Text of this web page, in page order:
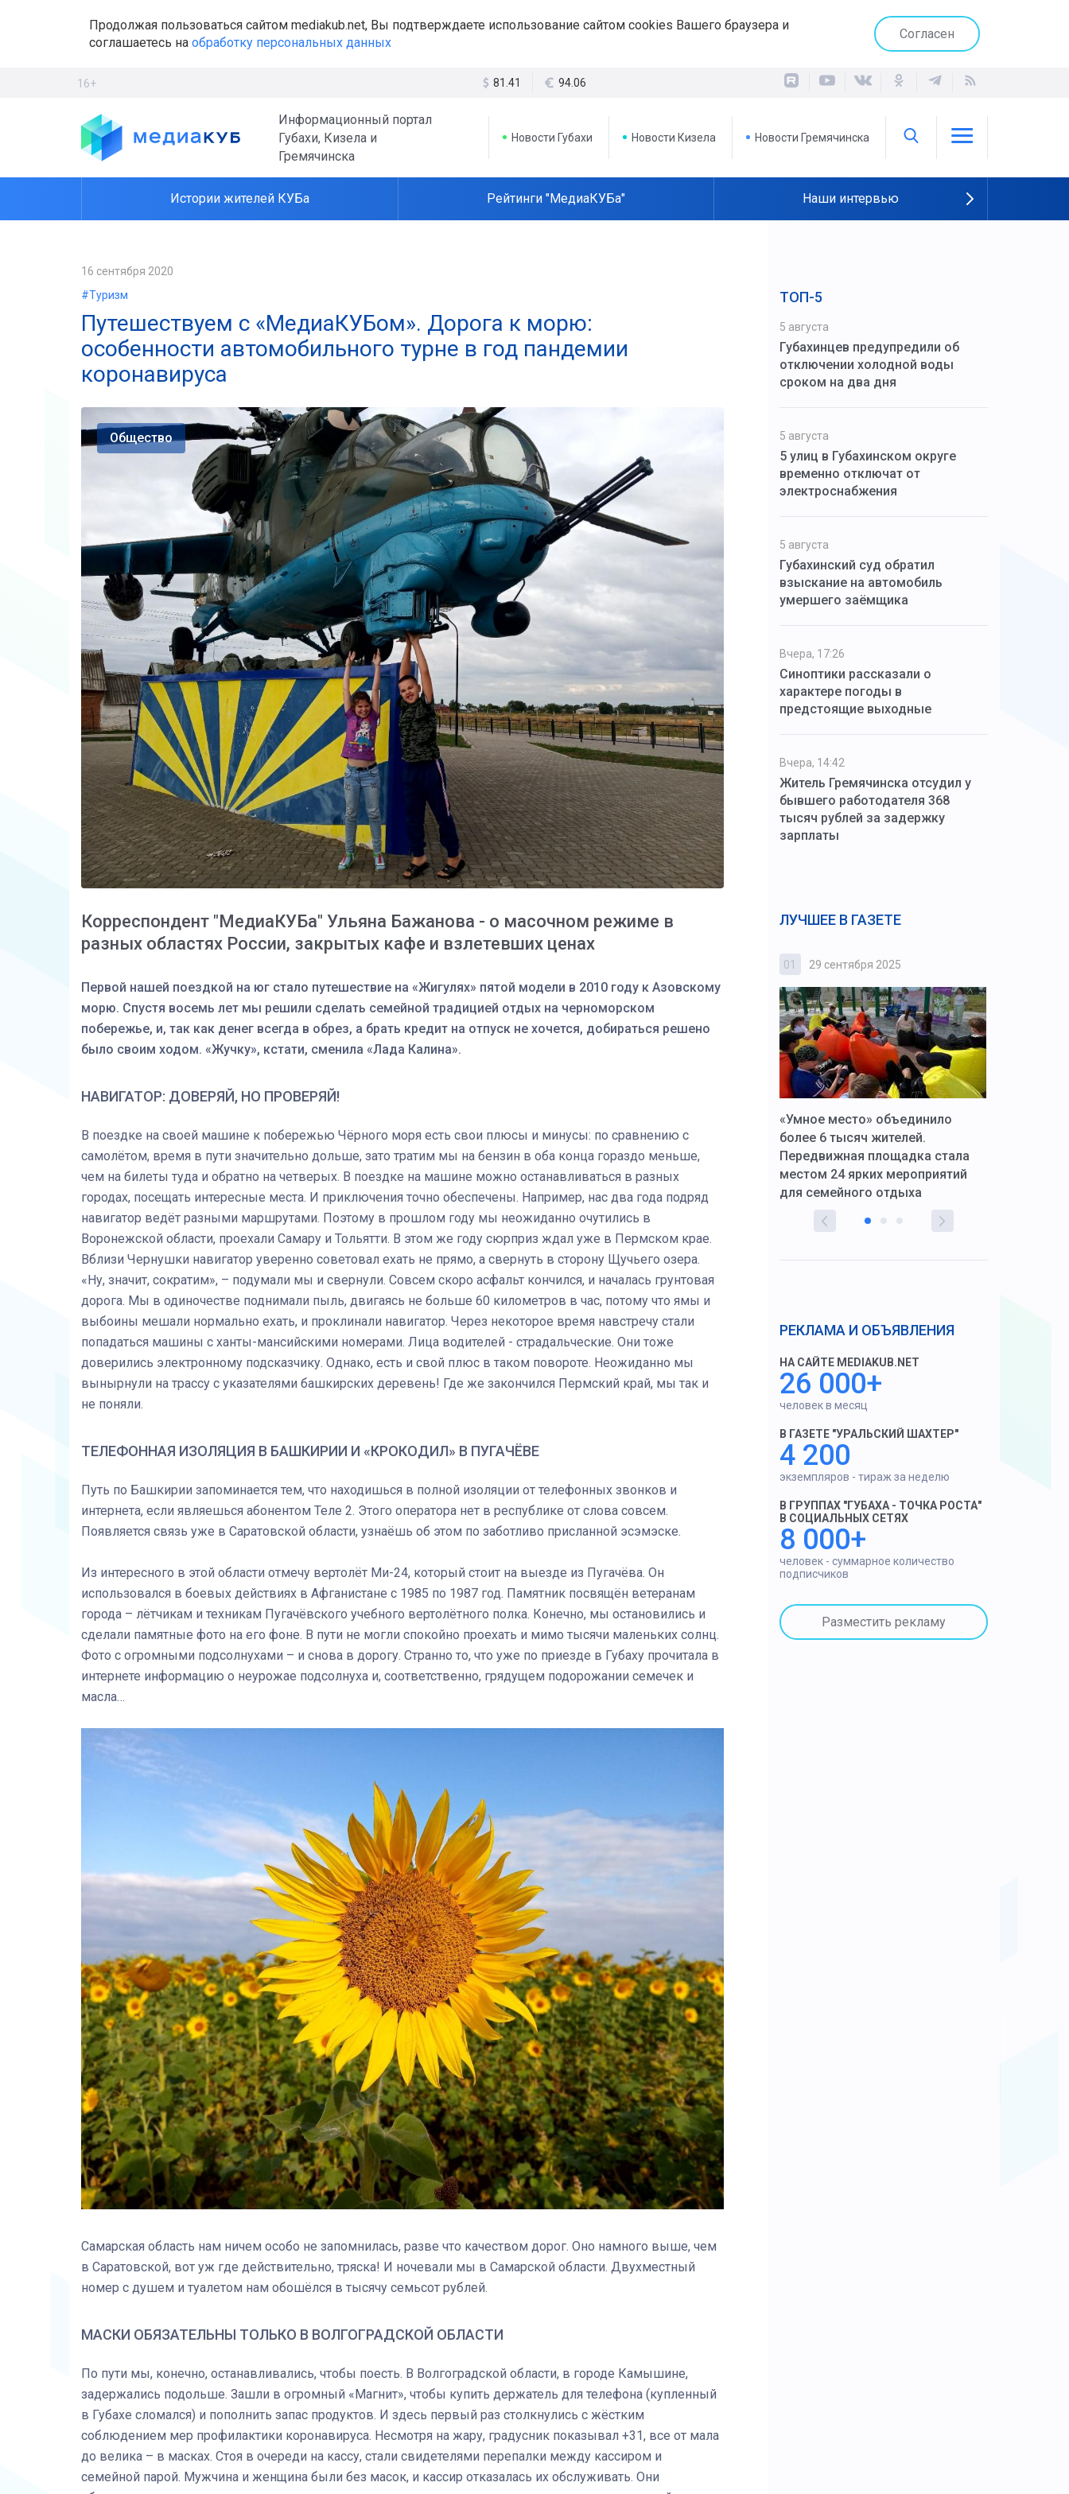
Продолжая пользоваться сайтом mediakub.net, Вы подтверждаете использование сайтом cookies Вашего браузера и
соглашаетесь на обработку персональных данных
Согласен
16+ 81.41 94.06
Информационный портал
Губахи, Кизела и
Гремячинска
Новости Губахи Новости Кизела Новости Гремячинска
Истории жителей КУБа Рейтинги "МедиаКУБа" Наши интервью
16 сентября 2020
#Туризм
Путешествуем с «МедиаКУБом». Дорога к морю:
особенности автомобильного турне в год пандемии
коронавируса
Общество
Корреспондент "МедиаКУБа" Ульяна Бажанова - о масочном режиме в
разных областях России, закрытых кафе и взлетевших ценах
Первой нашей поездкой на юг стало путешествие на «Жигулях» пятой модели в 2010 году к Азовскому
морю. Спустя восемь лет мы решили сделать семейной традицией отдых на черноморском
побережье, и, так как денег всегда в обрез, а брать кредит на отпуск не хочется, добираться решено
было своим ходом. «Жучку», кстати, сменила «Лада Калина».
НАВИГАТОР: ДОВЕРЯЙ, НО ПРОВЕРЯЙ!
В поездке на своей машине к побережью Чёрного моря есть свои плюсы и минусы: по сравнению с
самолётом, время в пути значительно дольше, зато тратим мы на бензин в оба конца гораздо меньше,
чем на билеты туда и обратно на четверых. В поездке на машине можно останавливаться в разных
городах, посещать интересные места. И приключения точно обеспечены. Например, нас два года подряд
навигатор ведёт разными маршрутами. Поэтому в прошлом году мы неожиданно очутились в
Воронежской области, проехали Самару и Тольятти. В этом же году сюрприз ждал уже в Пермском крае.
Вблизи Чернушки навигатор уверенно советовал ехать не прямо, а свернуть в сторону Щучьего озера.
«Ну, значит, сократим», – подумали мы и свернули. Совсем скоро асфальт кончился, и началась грунтовая
дорога. Мы в одиночестве поднимали пыль, двигаясь не больше 60 километров в час, потому что ямы и
выбоины мешали нормально ехать, и проклинали навигатор. Через некоторое время навстречу стали
попадаться машины с ханты-мансийскими номерами. Лица водителей - страдальческие. Они тоже
доверились электронному подсказчику. Однако, есть и свой плюс в таком повороте. Неожиданно мы
вынырнули на трассу с указателями башкирских деревень! Где же закончился Пермский край, мы так и
не поняли.
ТЕЛЕФОННАЯ ИЗОЛЯЦИЯ В БАШКИРИИ И «КРОКОДИЛ» В ПУГАЧЁВЕ
Путь по Башкирии запоминается тем, что находишься в полной изоляции от телефонных звонков и
интернета, если являешься абонентом Теле 2. Этого оператора нет в республике от слова совсем.
Появляется связь уже в Саратовской области, узнаёшь об этом по заботливо присланной эсэмэске.
Из интересного в этой области отмечу вертолёт Ми-24, который стоит на выезде из Пугачёва. Он
использовался в боевых действиях в Афганистане с 1985 по 1987 год. Памятник посвящён ветеранам
города – лётчикам и техникам Пугачёвского учебного вертолётного полка. Конечно, мы остановились и
сделали памятные фото на его фоне. В пути не могли спокойно проехать и мимо тысячи маленьких солнц.
Фото с огромными подсолнухами – и снова в дорогу. Странно то, что уже по приезде в Губаху прочитала в
интернете информацию о неурожае подсолнуха и, соответственно, грядущем подорожании семечек и
масла…
Самарская область нам ничем особо не запомнилась, разве что качеством дорог. Оно намного выше, чем
в Саратовской, вот уж где действительно, тряска! И ночевали мы в Самарской области. Двухместный
номер с душем и туалетом нам обошёлся в тысячу семьсот рублей.
МАСКИ ОБЯЗАТЕЛЬНЫ ТОЛЬКО В ВОЛГОГРАДСКОЙ ОБЛАСТИ
По пути мы, конечно, останавливались, чтобы поесть. В Волгоградской области, в городе Камышине,
задержались подольше. Зашли в огромный «Магнит», чтобы купить держатель для телефона (купленный
в Губахе сломался) и пополнить запас продуктов. И здесь первый раз столкнулись с жёстким
соблюдением мер профилактики коронавируса. Несмотря на жару, градусник показывал +31, все от мала
до велика – в масках. Стоя в очереди на кассу, стали свидетелями перепалки между кассиром и
семейной парой. Мужчина и женщина были без масок, и кассир отказалась их обслуживать. Они
ТОП-5
5 августа
Губахинцев предупредили об
отключении холодной воды
сроком на два дня
5 августа
5 улиц в Губахинском округе
временно отключат от
электроснабжения
5 августа
Губахинский суд обратил
взыскание на автомобиль
умершего заёмщика
Вчера, 17:26
Синоптики рассказали о
характере погоды в
предстоящие выходные
Вчера, 14:42
Житель Гремячинска отсудил у
бывшего работодателя 368
тысяч рублей за задержку
зарплаты
ЛУЧШЕЕ В ГАЗЕТЕ
Коробов после возвращения со
спецоперации сделал
реальностью свою детскую
мечту
01 29 сентября 2025
«Умное место» объединило
более 6 тысяч жителей.
Передвижная площадка стала
местом 24 ярких мероприятий
для семейного отдыха
РЕКЛАМА И ОБЪЯВЛЕНИЯ
НА САЙТЕ MEDIAKUB.NET
26 000+
человек в месяц
В ГАЗЕТЕ "УРАЛЬСКИЙ ШАХТЕР"
4 200
экземпляров - тираж за неделю
В ГРУППАХ "ГУБАХА - ТОЧКА РОСТА"
В СОЦИАЛЬНЫХ СЕТЯХ
8 000+
человек - суммарное количество
подписчиков
Разместить рекламу